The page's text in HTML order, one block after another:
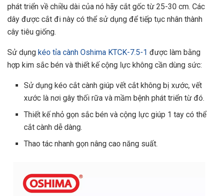
phát triển về chiều dài của nó hãy cắt gốc từ 25-30 cm. Các
dây được cắt đi này có thể sử dụng để tiếp tục nhân thành
cây tiêu giống.
Sử dụng kéo tỉa cành Oshima KTCK-7.5-1 được làm bằng
hợp kim sắc bén và thiết kế cộng lực không cần dùng sức:
Sử dụng kéo cắt cành giúp vết cắt không bị xước, vết
xước là nơi gây thối rữa và mầm bệnh phát triển từ đó.
Thiết kế nhỏ gọn sắc bén và cộng lực giúp 1 tay có thể
cắt cành dễ dàng.
Thao tác nhanh gọn nâng cao năng suất.